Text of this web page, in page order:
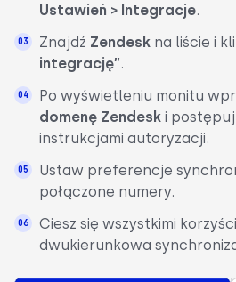
Ustawień > Integracje.
Znajdź Zendesk na liście i
integrację”.
Po wyświetleniu monitu
domenę Zendesk i postępuj
instrukcjami autoryzacji.
Ustaw preferencje
połączone numery.
Ciesz się wszystkimi
dwukierunkowa